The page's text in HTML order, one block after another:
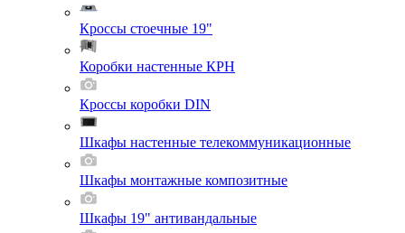
Кроссы стоечные 19"
Коробки настенные КРН
Кроссы коробки DIN
Шкафы настенные телекоммуникационные
Шкафы монтажные композитные
Шкафы 19" антивандальные